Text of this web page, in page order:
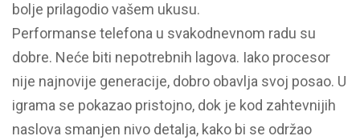
bolje prilagodio vašem ukusu.
Performanse telefona u svakodnevnom radu su
dobre. Neće biti nepotrebnih lagova. Iako procesor
nije najnovije generacije, dobro obavlja svoj posao. U
igrama se pokazao pristojno, dok je kod zahtevnijih
naslova smanjen nivo detalja, kako bi se održao